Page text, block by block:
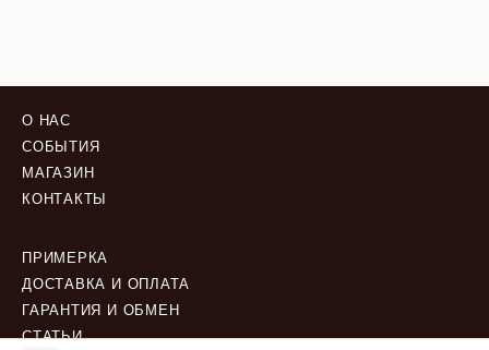
О НАС
СОБЫТИЯ
МАГАЗИН
КОНТАКТЫ
ПРИМЕРКА
ДОСТАВКА И ОПЛАТА
ГАРАНТИЯ И ОБМЕН
СТАТЬИ